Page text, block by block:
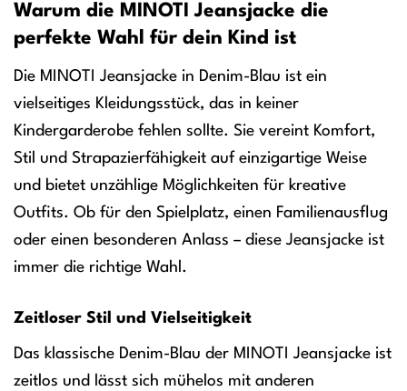
Warum die MINOTI Jeansjacke die
perfekte Wahl für dein Kind ist
Die MINOTI Jeansjacke in Denim-Blau ist ein
vielseitiges Kleidungsstück, das in keiner
Kindergarderobe fehlen sollte. Sie vereint Komfort,
Stil und Strapazierfähigkeit auf einzigartige Weise
und bietet unzählige Möglichkeiten für kreative
Outfits. Ob für den Spielplatz, einen Familienausflug
oder einen besonderen Anlass – diese Jeansjacke ist
immer die richtige Wahl.
Zeitloser Stil und Vielseitigkeit
Das klassische Denim-Blau der MINOTI Jeansjacke ist
zeitlos und lässt sich mühelos mit anderen